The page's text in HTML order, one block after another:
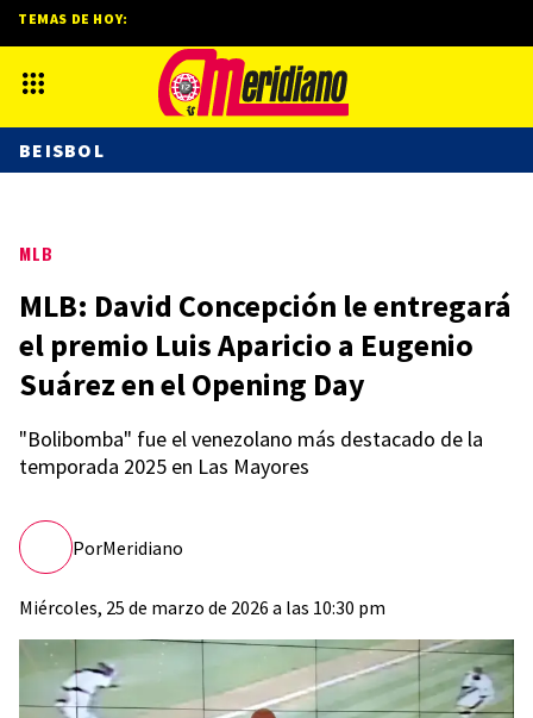
MLB
MLB: David Concepción le entregará
el premio Luis Aparicio a Eugenio
Suárez en el Opening Day
"Bolibomba" fue el venezolano más destacado de la
temporada 2025 en Las Mayores
PorMeridiano
Miércoles, 25 de marzo de 2026 a las 10:30 pm
TEMAS DE HOY:
BEISBOL